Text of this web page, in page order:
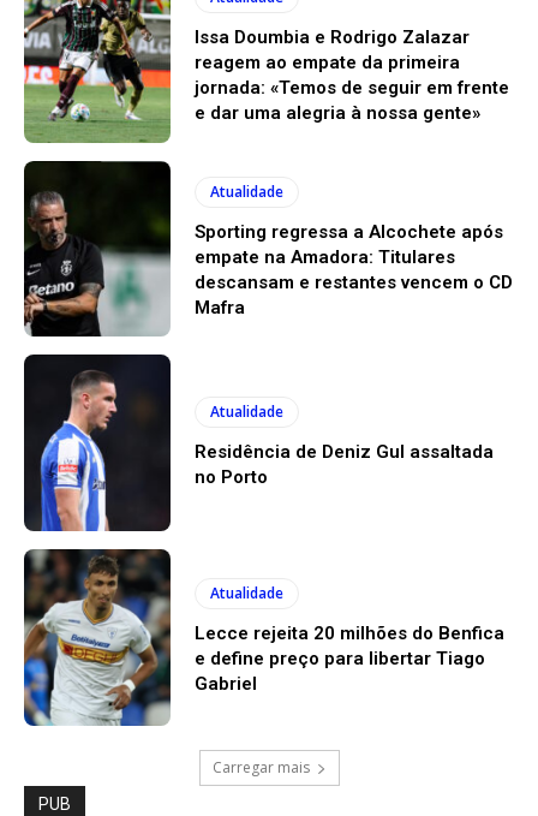
Issa Doumbia e Rodrigo Zalazar
reagem ao empate da primeira
jornada: «Temos de seguir em frente
e dar uma alegria à nossa gente»
Atualidade
Sporting regressa a Alcochete após
empate na Amadora: Titulares
descansam e restantes vencem o CD
Mafra
Atualidade
Residência de Deniz Gul assaltada
no Porto
Atualidade
Lecce rejeita 20 milhões do Benfica
e define preço para libertar Tiago
Gabriel
Carregar mais
PUB